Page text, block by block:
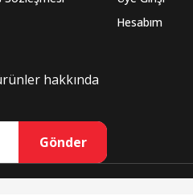
Hesabım
hakkında
Gönder